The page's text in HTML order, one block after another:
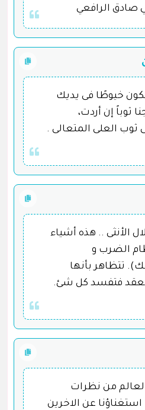
صادق الرافعي
خيوطًا فى يديك
ثوباً إن أردت،
العلى المتعالى .
الأنثى .. هذه أشياء
الضرب و
تتظاهر بأنها
فتفسد كل شئ.
من نظرات
استغناؤنا عن الاخرين